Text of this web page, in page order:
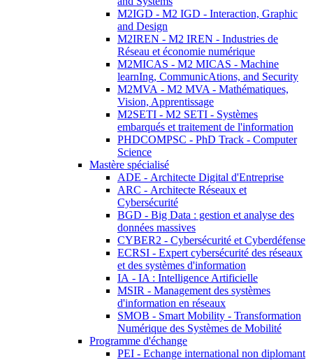
M2IGD - M2 IGD - Interaction, Graphic
and Design
M2IREN - M2 IREN - Industries de
Réseau et économie numérique
M2MICAS - M2 MICAS - Machine
learnIng, CommunicAtions, and Security
M2MVA - M2 MVA - Mathématiques,
Vision, Apprentissage
M2SETI - M2 SETI - Systèmes
embarqués et traitement de l'information
PHDCOMPSC - PhD Track - Computer
Science
Mastère spécialisé
ADE - Architecte Digital d'Entreprise
ARC - Architecte Réseaux et
Cybersécurité
BGD - Big Data : gestion et analyse des
données massives
CYBER2 - Cybersécurité et Cyberdéfense
ECRSI - Expert cybersécurité des réseaux
et des systèmes d'information
IA - IA : Intelligence Artificielle
MSIR - Management des systèmes
d'information en réseaux
SMOB - Smart Mobility - Transformation
Numérique des Systèmes de Mobilité
Programme d'échange
PEI - Echange international non diplomant